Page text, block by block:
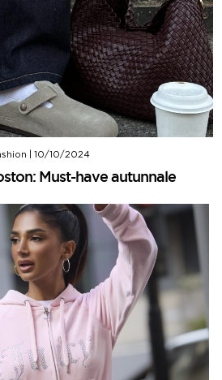
10/10/2024
Must-have autunnale